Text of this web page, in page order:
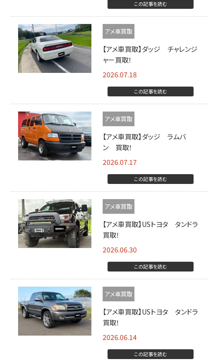
この記事を読む
アメ車買取
【アメ車買取】ダッジ チャレンジ
ャー買取！
2026.07.18
この記事を読む
アメ車買取
【アメ車買取】ダッジ ラムバ
ン 買取！
2026.07.17
この記事を読む
アメ車買取
【アメ車買取】USトヨタ タンドラ
買取！
2026.06.30
この記事を読む
アメ車買取
【アメ車買取】USトヨタ タンドラ
買取！
2026.06.14
この記事を読む